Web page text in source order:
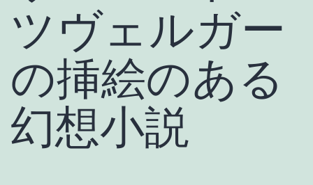
ツヴェルガー
の挿絵のある
幻想小説